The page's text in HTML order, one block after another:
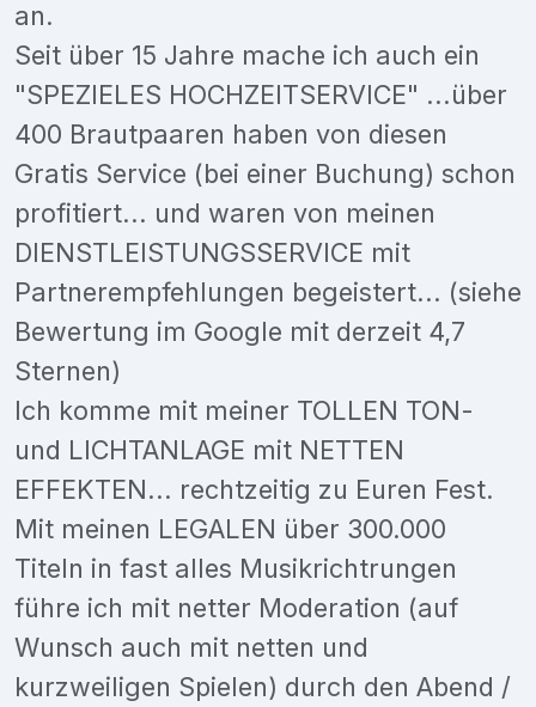
an.
Seit über 15 Jahre mache ich auch ein
"SPEZIELES HOCHZEITSERVICE" ...über
400 Brautpaaren haben von diesen
Gratis Service (bei einer Buchung) schon
profitiert... und waren von meinen
DIENSTLEISTUNGSSERVICE mit
Partnerempfehlungen begeistert... (siehe
Bewertung im Google mit derzeit 4,7
Sternen)
Ich komme mit meiner TOLLEN TON-
und LICHTANLAGE mit NETTEN
EFFEKTEN... rechtzeitig zu Euren Fest.
Mit meinen LEGALEN über 300.000
Titeln in fast alles Musikrichtrungen
führe ich mit netter Moderation (auf
Wunsch auch mit netten und
kurzweiligen Spielen) durch den Abend /